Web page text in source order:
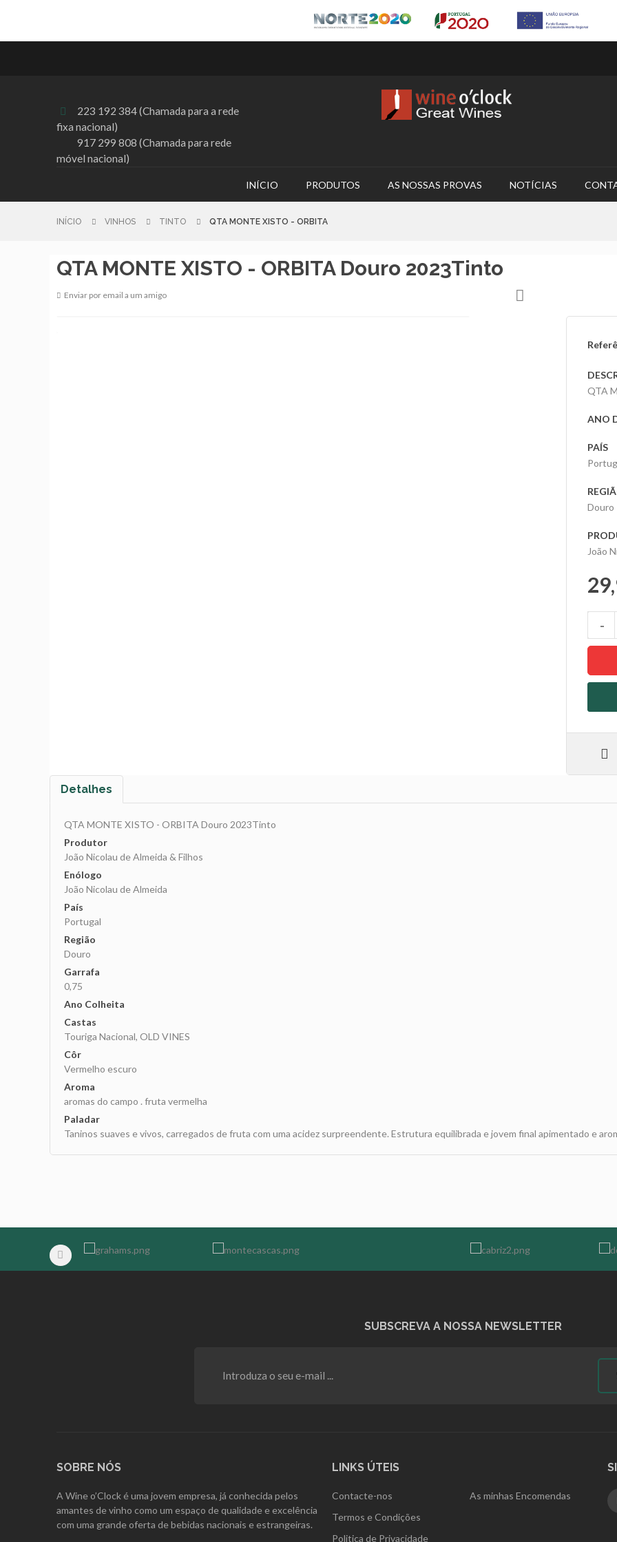

223 192 384 (Chamada para a rede
fixa nacional)
917 299 808 (Chamada para rede
móvel nacional)
INÍCIO PRODUTOS AS NOSSAS PROVAS NOTÍCIAS
INÍCIO VINHOS TINTO QTA MONTE XISTO - ORBITA
QTA MONTE XISTO - ORBITA Douro 2023Tinto
Enviar por email a um amigo
QTA
ANO
PAÍS
Douro
João
Detalhes
QTA MONTE XISTO - ORBITA Douro 2023Tinto
Produtor
João Nicolau de Almeida & Filhos
Enólogo
João Nicolau de Almeida
País
Portugal
Região
Douro
Garrafa
0,75
Ano Colheita
Castas
Touriga Nacional, OLD VINES
Côr
Vermelho escuro
Aroma
aromas do campo . fruta vermelha
Paladar
Taninos suaves e vivos, carregados de fruta com uma acidez surpreendente. Estrutura equilibrada e jovem final apimentado e
SUBSCREVA A NOSSA NEWSLETTER
SOBRE NÓS
A Wine o’Clock é uma jovem empresa, já conhecida pelos
amantes de vinho como um espaço de qualidade e excelência
com uma grande oferta de bebidas nacionais e estrangeiras.
LINKS ÚTEIS
Contacte-nos
Termos e Condições
Politica de Privacidade
As minhas Encomendas